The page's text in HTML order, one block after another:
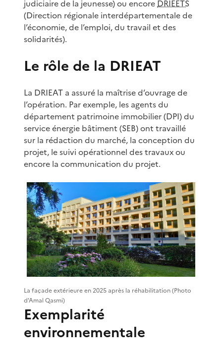
judiciaire de la jeunesse) ou encore DRIEETS
(Direction régionale interdépartementale de
l’économie, de l’emploi, du travail et des
solidarités).
Le rôle de la DRIEAT
La DRIEAT a assuré la maîtrise d’ouvrage de
l’opération. Par exemple, les agents du
département patrimoine immobilier (DPI) du
service énergie bâtiment (SEB) ont travaillé
sur la rédaction du marché, la conception du
projet, le suivi opérationnel des travaux ou
encore la communication du projet.
La façade extérieure en 2025 après la réhabilitation (Photo
d'Amal Qasmi)
Exemplarité
environnementale